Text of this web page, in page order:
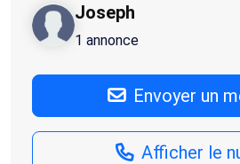
Joseph
1 annonce
Envoyer un
Afficher le